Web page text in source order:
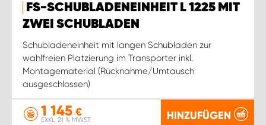
FS-SCHUBLADENEINHEIT L 1225 MIT
ZWEI SCHUBLADEN
Schubladeneinheit mit langen Schubladen zur
wahlfreien Platzierung im Transporter inkl.
Montagematerial (Rücknahme/Umtausch
ausgeschlossen)
1 145 €
EXKL. 21 % MWST. HINZUFÜGEN